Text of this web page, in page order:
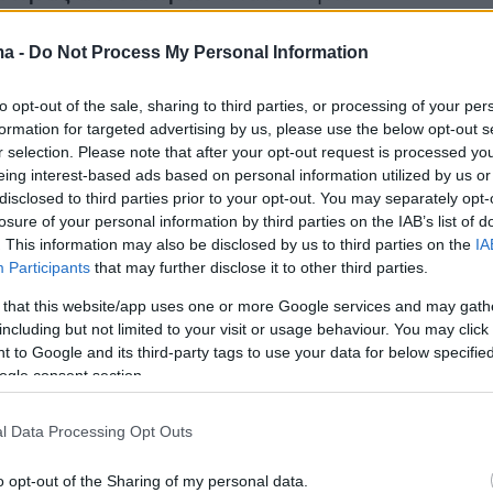
- Do Not Process My Personal Information
opt-out of the sale, sharing to third parties, or processing of your
for targeted advertising by us, please use the below opt-out
selection. Please note that after your opt-out request is processed
interest-based ads based on personal information utilized by us
to third parties prior to your opt-out. You may separately
of your personal information by third parties on the IAB’s list of
This information may also be disclosed by us to third parties on the
Participants that may further disclose it to other third parties.
that this website/app uses one or more Google services and may
but not limited to your visit or usage behaviour. You may
to Google and its third-party tags to use your data for below
consent section.
Data Processing Opt Outs
opt-out of the Sharing of my personal data.
ταχύτητας. Την εποχή της δόξας του
τα προσπεράσματά του να ξεσηκώνει τους
τους εντυπωσιάζει με τα πρωτοπόρα για
αυτοκίνητα που οδηγούσε (Lancia 037, Ford
το ρεκόρ που είχε πετύχει στην
ανάβαση της Ριτσώνας το 1983, και μάλιστα
βροχή. Οι συνάδελφοί του και τα
της εποχής εκείνης («4 Τροχοί»
προσδώσει τον τίτλο του «τελευταίου
του χώρου».